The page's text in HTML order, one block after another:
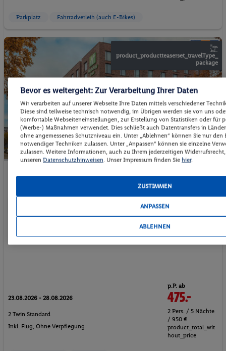
Parkplatz Fahrradverleih (auch E-Bikes)
product_productteaserset_travelType_
package
Holiday Inn Hamburg - Berliner Tor
23.08.2026 - 28.08.2026
2 Twin Standard
Inkl. Flug, Ohne Verpflegung
p.P. ab
475.-
2 Pers. / 5 Nächte
/ 950 €
product_total_wit
hout_price
Bevor es weitergeht: Zur Verarbeitung Ihrer Daten
Wir verarbeiten auf unserer Webseite Ihre Daten mittels verschiedener
Diese sind teilweise technisch notwendig, im Übrigen werden sie von uns
komfortable Webseiteneinstellungen, zur Erstellung von Statistiken oder für
(Werbe-) Maßnahmen verwendet. Dies schließt auch Datentransfers in
ohne angemessenes Schutzniveau ein. Unter „Ablehnen“ können Sie nur den
notwendiger Techniken zulassen. Unter „Anpassen“ können sie einzelne
zulassen. Weitere Informationen, auch zu Ihrem jederzeitigen
unseren Datenschutzhinweisen. Unser Impressum finden Sie hier.
ZUSTIMMEN
ANPASSEN
ABLEHNEN